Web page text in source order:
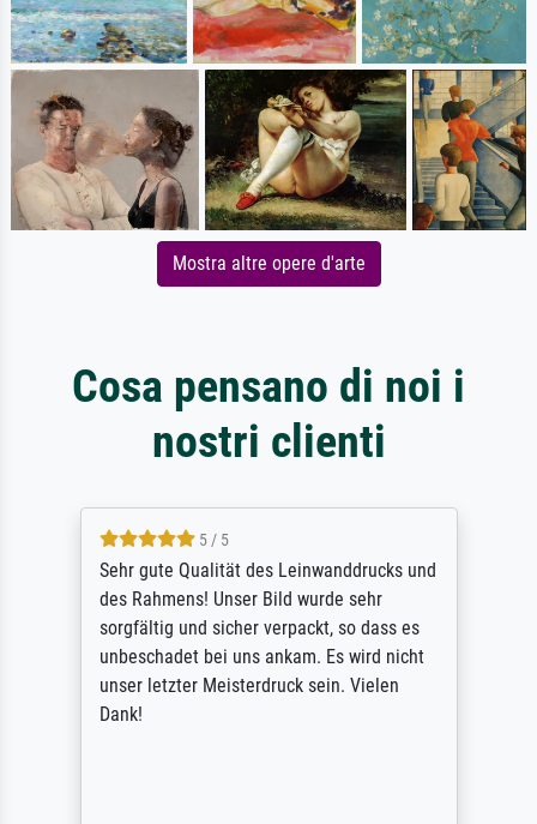
Mostra altre opere d'arte
Cosa pensano di noi i
nostri clienti
5 / 5
Sehr gute Qualität des Leinwanddrucks und
des Rahmens! Unser Bild wurde sehr
sorgfältig und sicher verpackt, so dass es
unbeschadet bei uns ankam. Es wird nicht
unser letzter Meisterdruck sein. Vielen
Dank!